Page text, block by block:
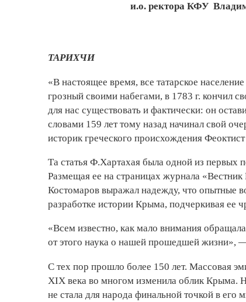
и.о. ректора КФУ
ТАРИХЧИ
«В настоящее время, все татарское
грозный своими набегами, в 1783 г. кончил
для нас существовать и фактически: он
словами 159 лет тому назад начинал свой
историк греческого происхождения
Та статья Ф.Хартахая была одной из первых
Размещая ее на страницах журнала
Костомаров выражал надежду, что опытные
разработке истории Крыма, подчеркивая ее
«Всем известно, как мало внимания
от этого наука о нашей прошедшей жизни»,
С тех пор прошло более 150 лет. Массовая
XIX века во многом изменила облик Крыма.
не стала для народа финальной точкой в